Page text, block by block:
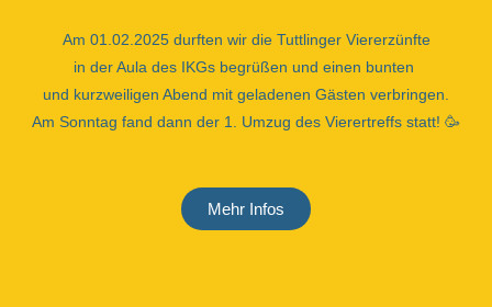
Am 01.02.2025 durften wir die Tuttlinger Viererzünfte
in der Aula des IKGs begrüßen und einen bunten
und kurzweiligen Abend mit geladenen Gästen verbringen.
Am Sonntag fand dann der 1. Umzug des Vierertreffs statt! 🥳
Mehr Infos